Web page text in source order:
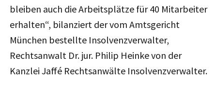
bleiben auch die Arbeitsplätze für 40 Mitarbeiter
erhalten“, bilanziert der vom Amtsgericht
München bestellte Insolvenzverwalter,
Rechtsanwalt Dr. jur. Philip Heinke von der
Kanzlei Jaffé Rechtsanwälte Insolvenzverwalter.